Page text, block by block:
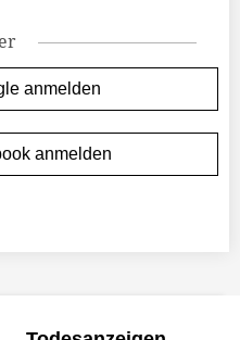
anmelden
anmelden